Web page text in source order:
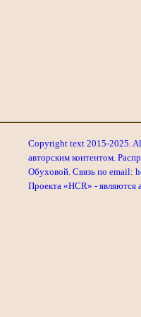
Copyright text 2015-2025.
авторским контентом.
Обуховой. Связь по email:
Проекта «HCR» - являются